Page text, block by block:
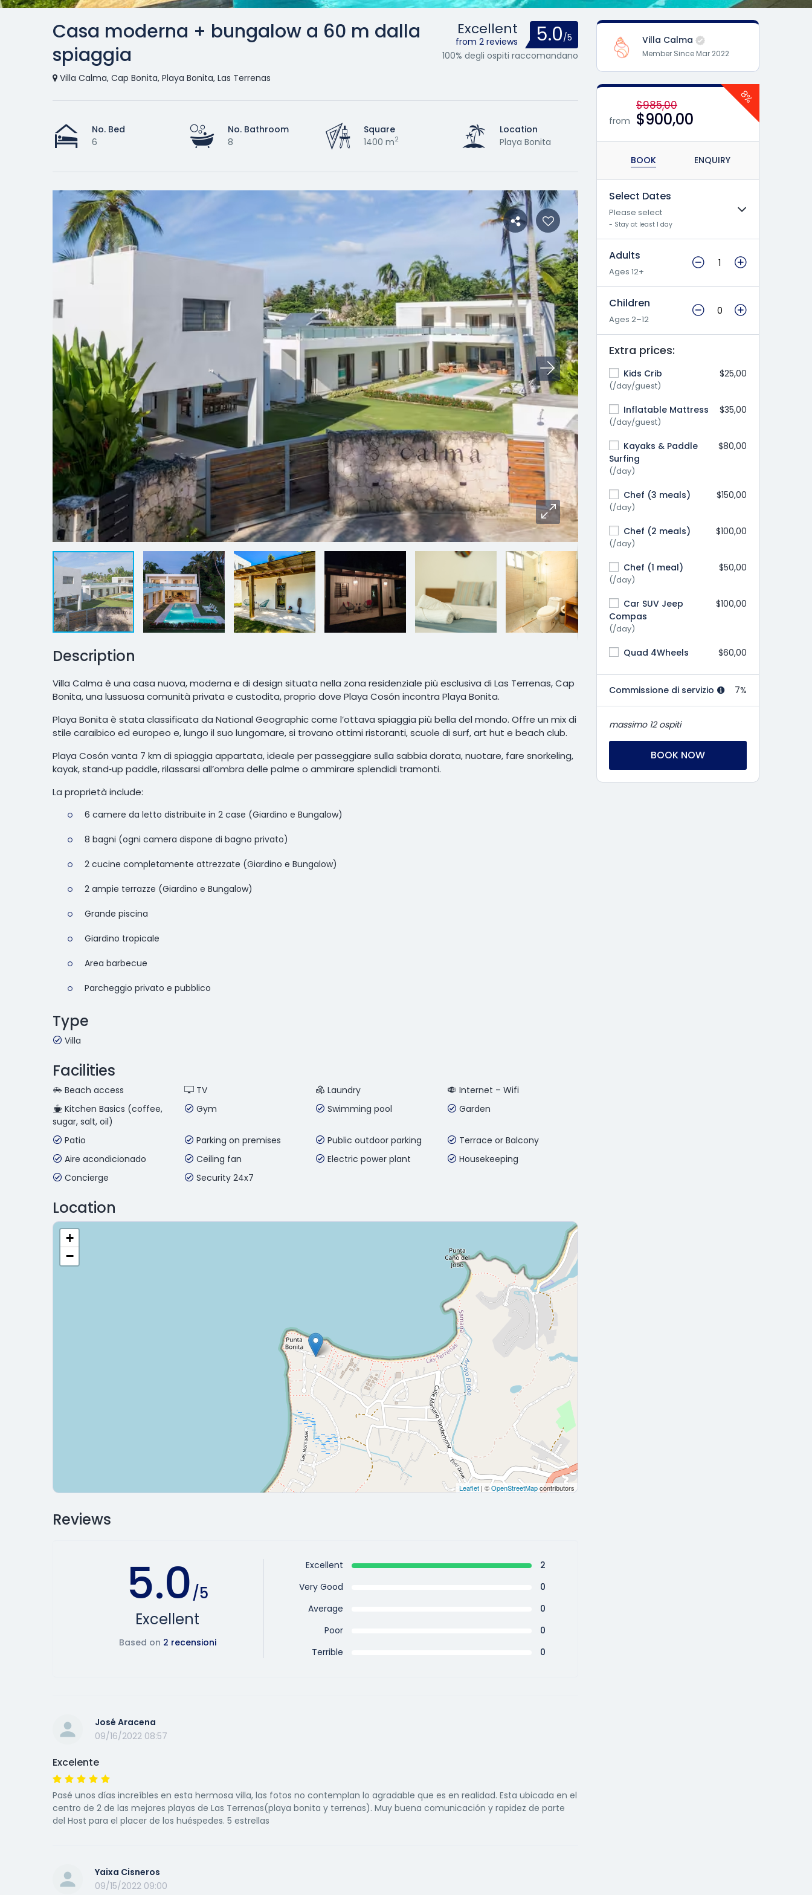
Casa moderna + bungalow a 60 m dalla
spiaggia
Villa Calma, Cap Bonita, Playa Bonita, Las Terrenas
Excellent
from 2 reviews 5.0/5
100% degli ospiti raccomandano
No. Bed
6
No. Bathroom
8
Square
1400 m2
Location
Playa Bonita
Description
Villa Calma è una casa nuova, moderna e di design situata nella zona residenziale più esclusiva di Las Terrenas, Cap
Bonita, una lussuosa comunità privata e custodita, proprio dove Playa Cosón incontra Playa Bonita.
Playa Bonita è stata classificata da National Geographic come l’ottava spiaggia più bella del mondo. Offre un mix di
stile caraibico ed europeo e, lungo il suo lungomare, si trovano ottimi ristoranti, scuole di surf, art hut e beach club.
Playa Cosón vanta 7 km di spiaggia appartata, ideale per passeggiare sulla sabbia dorata, nuotare, fare snorkeling,
kayak, stand‑up paddle, rilassarsi all’ombra delle palme o ammirare splendidi tramonti.
La proprietà include:
6 camere da letto distribuite in 2 case (Giardino e Bungalow)
8 bagni (ogni camera dispone di bagno privato)
2 cucine completamente attrezzate (Giardino e Bungalow)
2 ampie terrazze (Giardino e Bungalow)
Grande piscina
Giardino tropicale
Area barbecue
Parcheggio privato e pubblico
Type
Villa
Facilities
Beach access TV Laundry
Internet – Wifi
Kitchen Basics (coffee,
sugar, salt, oil)
Gym Swimming pool Garden
Patio Parking on premises Public outdoor parking
Terrace or Balcony
Aire acondicionado
Ceiling fan Electric power plant
Housekeeping
Concierge
Security 24x7
Location
+
−
Leaflet | ©OpenStreetMapcontributors
Reviews
5.0/5
Excellent
Based on 2 recensioni
Excellent
2
Very Good
0
Average
0
Poor
0
Terrible
0
José Aracena
09/16/2022 08:57
Excelente
Pasé unos días increíbles en esta hermosa villa, las fotos no contemplan lo agradable que es en realidad. Esta ubicada en el
centro de 2 de las mejores playas de Las Terrenas(playa bonita y terrenas). Muy buena comunicación y rapidez de parte
del Host para el placer de los huéspedes. 5 estrellas
Yaixa Cisneros
09/15/2022 09:00
Villa Calma
Member Since Mar 2022
8%
from
$985,00
$900,00
BOOK ENQUIRY
Select Dates
Please select
- Stay at least 1 day
Adults
Ages 12+
Children
Ages 2–12
Extra prices:
Kids Crib
(/day/guest)
$25,00
Inflatable Mattress
(/day/guest)
$35,00
Kayaks & Paddle
Surfing
(/day)
$80,00
Chef (3 meals)
(/day)
$150,00
Chef (2 meals)
(/day)
$100,00
Chef (1 meal)
(/day)
$50,00
Car SUV Jeep
Compas
(/day)
$100,00
Quad 4Wheels $60,00
Commissione di servizio 7%
massimo 12 ospiti
BOOK NOW